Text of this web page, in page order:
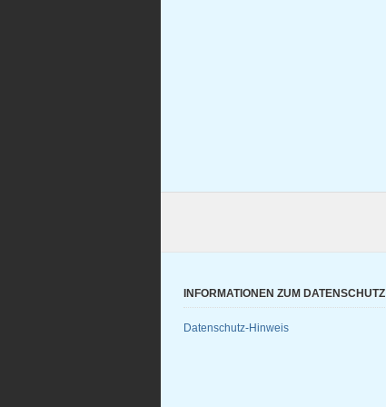
INFORMATIONEN ZUM DATENSCHUTZ
Datenschutz-Hinweis